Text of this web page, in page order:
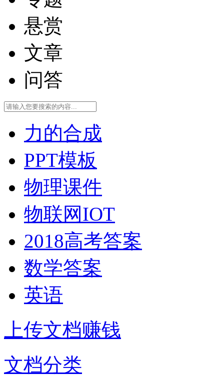
悬赏
文章
问答
力的合成
PPT模板
物理课件
物联网IOT
2018高考答案
数学答案
英语
上传文档赚钱
文档分类